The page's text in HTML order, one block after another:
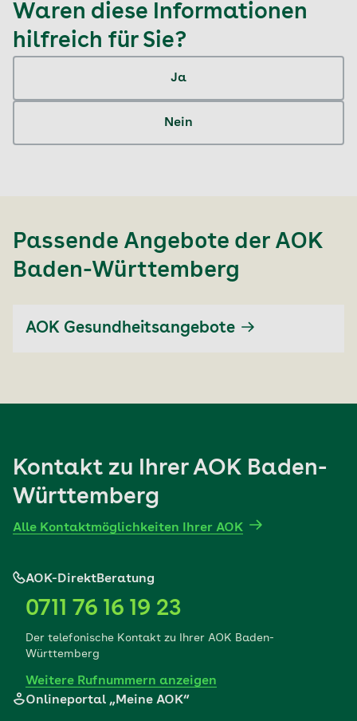
Waren diese Informationen
hilfreich für Sie?
Ja
Nein
Passende Angebote der AOK
Baden-Württemberg
AOK Gesundheitsangebote
Kontakt zu Ihrer AOK Baden-
Württemberg
Alle Kontaktmöglichkeiten Ihrer AOK
AOK-DirektBeratung
0711 76 16 19 23
Der telefonische Kontakt zu Ihrer AOK Baden-
Württemberg
Weitere Rufnummern anzeigen
Onlineportal „Meine AOK“